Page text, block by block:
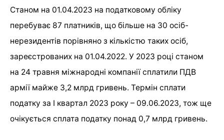
Станом на 01.04.2023 на податковому обліку
перебуває 87 платників, що більше на 30 осіб-
нерезидентів порівняно з кількістю таких осіб,
зареєстрованих на 01.04.2022. У 2023 році станом
на 24 травня міжнародні компанії сплатили ПДВ
армії майже 3,2 млрд гривень. Термін сплати
податку за I квартал 2023 року – 09.06.2023, тож ще
очікується сплата податку понад 0,7 млрд гривень.